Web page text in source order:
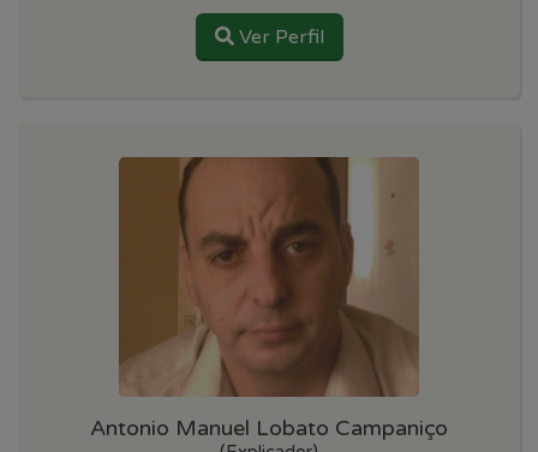
Ver Perfil
Antonio Manuel Lobato Campaniço